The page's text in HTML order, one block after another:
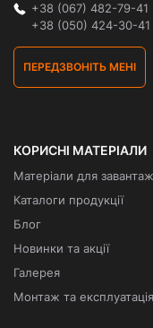
+38 (067) 482-79-41
+38 (050) 424-30-41
ПЕРЕДЗВОНІТЬ МЕНІ
КОРИСНІ МАТЕРІАЛИ
Матеріали для
Каталоги продукції
Блог
Новинки та акції
Галерея
Монтаж та експлуатація